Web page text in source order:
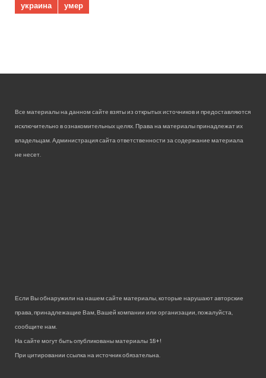
украина
умер
Все материалы на данном сайте взяты из открытых источников и предоставляются
исключительно в ознакомительных целях. Права на материалы принадлежат их
владельцам. Администрация сайта ответственности за содержание материала
не несет.
Если Вы обнаружили на нашем сайте материалы, которые нарушают авторские
права, принадлежащие Вам, Вашей компании или организации, пожалуйста,
сообщите нам.
На сайте могут быть опубликованы материалы 18+!
При цитировании ссылка на источник обязательна.